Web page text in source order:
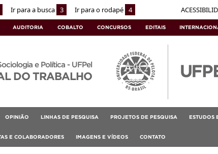
Ir para a busca 3 Ir para o rodapé 4
AUDITORIA COBALTO CONCURSOS EDITAIS
e Política - UFPel
DO TRABALHO
OPINIÃO LINHAS DE PESQUISA PROJETOS DE PESQUISA ESTUDOS
E COLABORADORES IMAGENS E VÍDEOS CONTATO